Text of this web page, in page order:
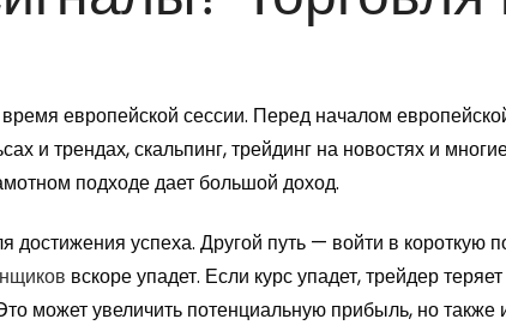
европейской сессии. Перед началом
и трендах, скальпинг, трейдинг на новостях и
подходе дает большой доход.
успеха. Другой путь — войти в короткую
вскоре упадет. Если курс упадет, трейдер
может увеличить потенциальную прибыль, но также